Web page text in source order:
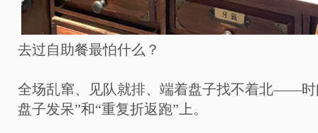
去过自助餐最怕什么？
全场乱窜、见队就排、端着盘子找不着北——时
盘子发呆”和“重复折返跑”上。